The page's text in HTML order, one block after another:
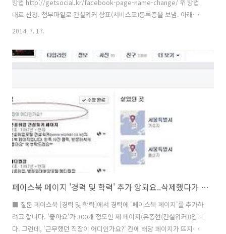
방법 http://getsocial.kr/facebook-page-name-change/ 위 방법
대로 신청. 첨부파일로 건설워커 상표(서비스표)등록증을 보냄. 아래와
같은 메일이 바로 날아옴 보낸사람: Facebook 14.07.16 10:15 주소추
출해 주셔서 감사합니다. 요청 검토 후 곧 답변을 드리겠습니다. 요청을
여러 개 제출하신 경우에는 빠른 응답이 어려울 수 있으니 양해를 부탁드
Face..
2014. 7. 17.
페이스북 페이지 '경력 및 학력' 추가 앙되요..삭제했다가 다시 추가??
■ 질문 페이스북 [경력 및 학력]에서 경력에 '페이스북 페이지'를 추가하
려고 합니다. '좋아요'가 300개 정도인 제 페이지(유종현(건설워커))입니
다. 그런데, '근무했던 직장이 어디인가요?' 칸에 해당 페이지가 뜨지를